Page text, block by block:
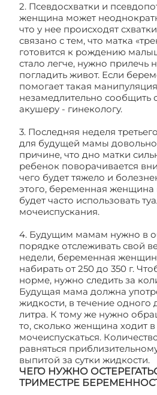
2. Псевдосхватки и
женщина может
что у нее происходят
связано с тем, что матка
готовится к рождению
стало легче, нужно прилечь
погладить живот. Если
помогает такая
незамедлительно сообщить
акушеру - гинекологу.
3. Последняя неделя
для будущей мамы
причине, что дно матки
ребенок поворачивается
чего будет тяжело и
этого, беременная женщина
будет часто использовать
мочеиспускания.
4. Будущим мамам нужно в
порядке отслеживать свой
недели, беременная
набирать от 250 до 350 г.
норме, нужно следить за
Будущая мама должна
жидкости, в течение одного
литра. К тому же нужно
то, сколько женщина ходит в
мочеиспускаться.
равняться
выпитой за сутки жидкости.
ЧЕГО НУЖНО
ТРИМЕСТРЕ